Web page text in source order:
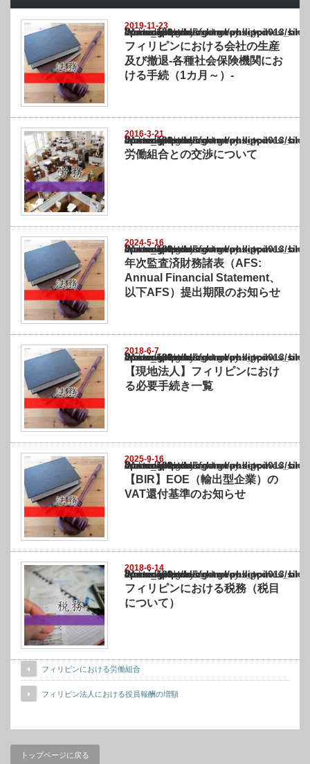
2019-11-23
Warning
: Undefined array key "show_category" in
/home/netst/kuno-cpa.co.jp/public_html/philippines_blog/wp-content/themes/
on line183
フィリピンにおける会社の生産
及び撤退-各種社会保険機関にお
ける手続（1カ月～）-
2016-3-21
Warning
: Undefined array key "show_category" in
/home/netst/kuno-cpa.co.jp/public_html/philippines_blog/wp-content/themes/
on line183
労働組合との交渉について
2024-5-16
Warning
: Undefined array key "show_category" in
/home/netst/kuno-cpa.co.jp/public_html/philippines_blog/wp-content/themes/
on line183
年次監査済財務諸表（AFS:
Annual Financial Statement、
以下AFS）提出期限のお知らせ
2018-6-7
Warning
: Undefined array key "show_category" in
/home/netst/kuno-cpa.co.jp/public_html/philippines_blog/wp-content/themes/
on line183
【現地法人】フィリピンにおけ
る必要手続き一覧
2025-9-16
Warning
: Undefined array key "show_category" in
/home/netst/kuno-cpa.co.jp/public_html/philippines_blog/wp-content/themes/
on line183
【BIR】EOE（輸出型企業）の
VAT還付基準のお知らせ
2018-6-14
Warning
: Undefined array key "show_category" in
/home/netst/kuno-cpa.co.jp/public_html/philippines_blog/wp-content/themes/
on line183
フィリピンにおける税務（税目
について）
フィリピンにおける労働組合
フィリピン法人における役員報酬の増額
トップページに戻る